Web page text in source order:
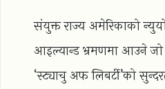
संयुक्त राज्य अमेरिकाको
आइल्यान्ड भ्रमणमा आउने जो
‘स्ट्याचु अफ लिबर्टी’को